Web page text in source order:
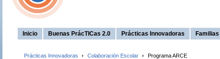
Inicio Buenas PrácTICas 2.0 Prácticas Innovadoras
Prácticas Innovadoras Colaboración Escolar Programa ARCE